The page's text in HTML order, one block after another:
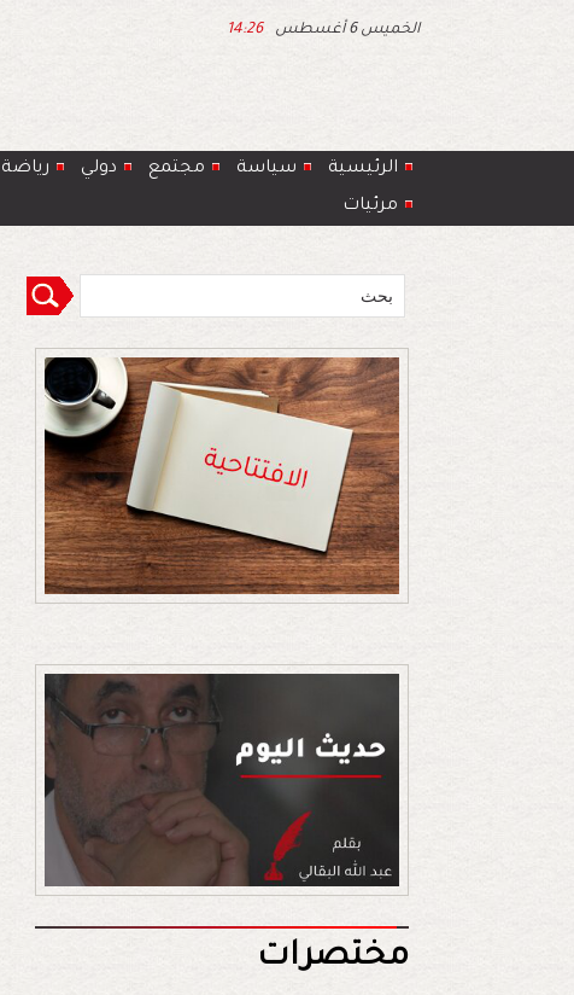
الخميس 6 أغسطس 14:26
الرئيسية سياسة مجتمع دولي رياضة
مرئيات
مختصرات